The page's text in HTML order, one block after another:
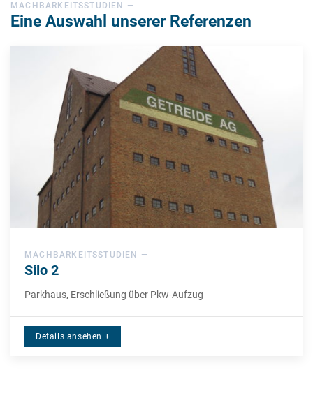
MACHBARKEITSSTUDIEN —
Eine Auswahl unserer Referenzen
MACHBARKEITSSTUDIEN —
Silo 2
Parkhaus, Erschließung über Pkw-Aufzug
Details ansehen +